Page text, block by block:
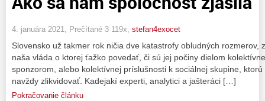
4. januára 2021, Prečítané 3 119x, stefan4exocet
Slovensko už takmer rok ničia dve katastrofy obludných rozmerov,
naša vláda o ktorej ťažko povedať, či sú jej počiny dielom
sponzorom, alebo kolektívnej príslušnosti k sociálnej skupine,
navždy zlikvidovať. Kadejakí experti, analytici a jašteráci […]
Pokračovanie článku